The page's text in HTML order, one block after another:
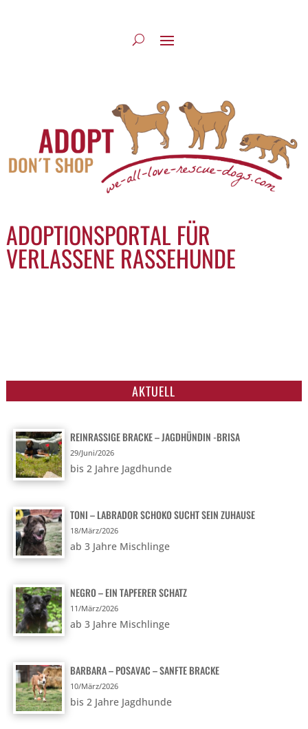
ADOPTIONSPORTAL FÜR
VERLASSENE RASSEHUNDE
AKTUELL
REINRASSIGE BRACKE – JAGDHÜNDIN -BRISA
29/Juni/2026
bis 2 Jahre Jagdhunde
TONI – LABRADOR SCHOKO SUCHT SEIN ZUHAUSE
18/März/2026
ab 3 Jahre Mischlinge
NEGRO – EIN TAPFERER SCHATZ
11/März/2026
ab 3 Jahre Mischlinge
BARBARA – POSAVAC – SANFTE BRACKE
10/März/2026
bis 2 Jahre Jagdhunde